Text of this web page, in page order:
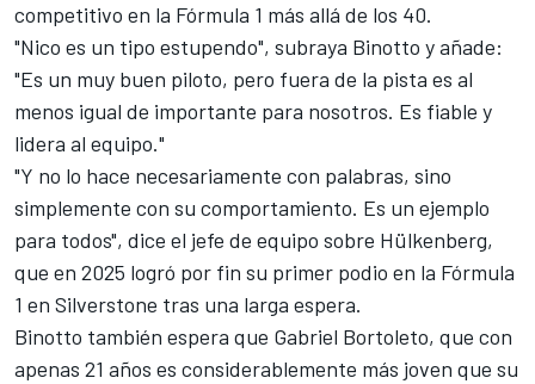
competitivo en la Fórmula 1 más allá de los 40.
"Nico es un tipo estupendo", subraya Binotto y añade:
"Es un muy buen piloto, pero fuera de la pista es al
menos igual de importante para nosotros. Es fiable y
lidera al equipo."
"Y no lo hace necesariamente con palabras, sino
simplemente con su comportamiento. Es un ejemplo
para todos", dice el jefe de equipo sobre Hülkenberg,
que en 2025 logró por fin su primer podio en la Fórmula
1 en Silverstone tras una larga espera.
Binotto también espera que Gabriel Bortoleto, que con
apenas 21 años es considerablemente más joven que su